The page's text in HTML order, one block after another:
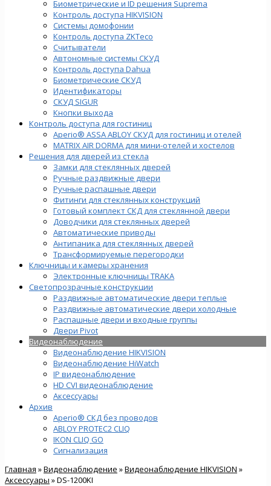
Биометрические и ID решения Suprema
Контроль доступа HIKVISION
Системы домофонии
Контроль доступа ZKTeco
Считыватели
Автономные системы СКУД
Контроль доступа Dahua
Биометрические СКУД
Идентификаторы
СКУД SIGUR
Кнопки выхода
Контроль доступа для гостиниц
Aperio® ASSA ABLOY СКУД для гостиниц и отелей
MATRIX AIR DORMA для мини-отелей и хостелов
Решения для дверей из стекла
Замки для стеклянных дверей
Ручные раздвижные двери
Ручные распашные двери
Фитинги для стеклянных конструкций
Готовый комплект СКД для стеклянной двери
Доводчики для стеклянных дверей
Автоматические приводы
Антипаника для стеклянных дверей
Трансформируемые перегородки
Ключницы и камеры хранения
Электронные ключницы TRAKA
Светопрозрачные конструкции
Раздвижные автоматические двери теплые
Раздвижные автоматические двери холодные
Распашные двери и входные группы
Двери Pivot
Видеонаблюдение
Видеонаблюдение HIKVISION
Видеонаблюдение HiWatch
IP видеонаблюдение
HD CVI видеонаблюдение
Аксессуары
Архив
Aperio® СКД без проводов
ABLOY PROTEC2 CLIQ
IKON CLIQ GO
Сигнализация
Главная »Видеонаблюдение »Видеонаблюдение HIKVISION »
Аксессуары » DS-1200KI